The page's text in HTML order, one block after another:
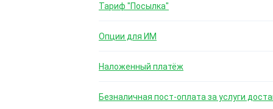
Тариф "Посылка"
Опции для ИМ
Наложенный платёж
Безналичная пост-оплата за услуги